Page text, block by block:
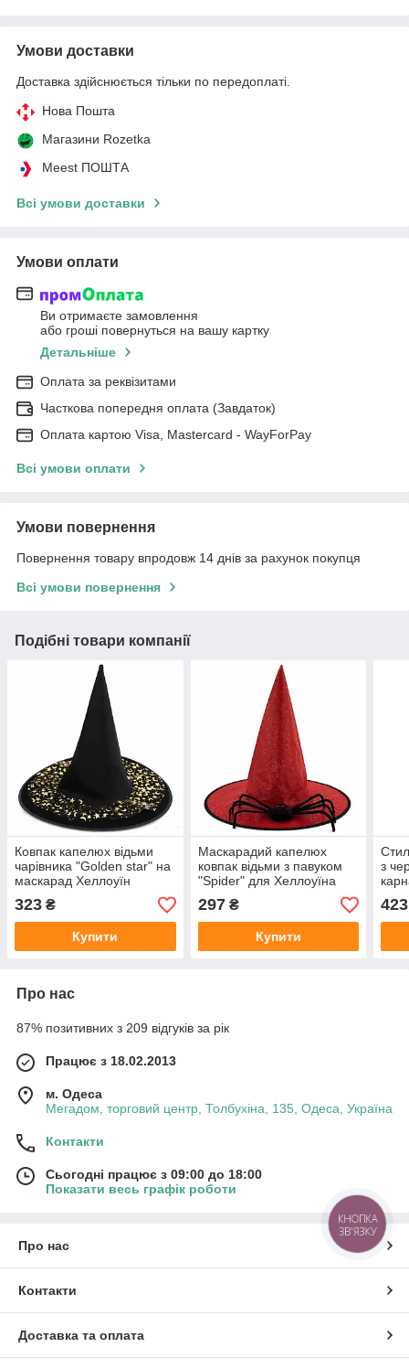
Умови доставки
Доставка здійснюється тільки по передоплаті.
Нова Пошта
Магазини Rozetka
Meest ПОШТА
Всі умови доставки
Умови оплати
Ви отримаєте замовлення
або гроші повернуться на вашу картку
Детальніше
Оплата за реквізитами
Часткова попередня оплата (Завдаток)
Оплата картою Visa, Mastercard - WayForPay
Всі умови оплати
Умови повернення
Повернення товару впродовж 14 днів за рахунок покупця
Всі умови повернення
Подібні товари компанії
Ковпак капелюх відьми
чарівника "Golden star" на
маскарад Хеллоуїн
323 ₴
Купити
Маскарадий капелюх
ковпак відьми з павуком
"Spider" для Хеллоуїна
постановки вечірки,
кольори
297₴
Купити
з
423
Про нас
87% позитивних з 209 відгуків за рік
Працює з 18.02.2013
м. Одеса
Мегадом, торговий центр, Толбухіна, 135, Одеса, Україна
Контакти
Сьогодні працює з 09:00 до 18:00
Показати весь графік роботи
Про нас
Контакти
Доставка та оплата
КНОПКА
ЗВ'ЯЗКУ